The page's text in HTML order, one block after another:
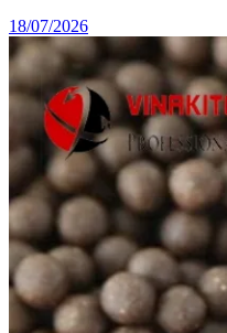
18/07/2026